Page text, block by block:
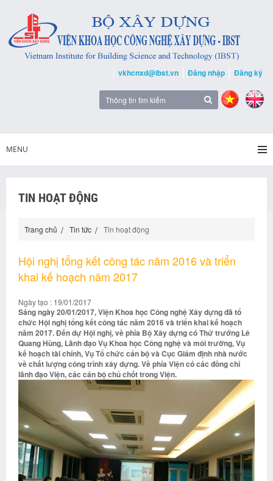
vkhcnxd@ibst.vn Đăng nhập Đăng ký
MENU
TIN HOẠT ĐỘNG
Trang chủ Tin tức Tin hoạt động
Hội nghị tổng kết công tác năm 2016 và triển
khai kế hoạch năm 2017
Ngày tạo : 19/01/2017
Sáng ngày 20/01/2017, Viện Khoa học Công nghệ Xây dựng đã tổ
chức Hội nghị tổng kết công tác năm 2016 và triển khai kế hoạch
năm 2017. Đến dự Hội nghị, về phía Bộ Xây dựng có Thứ trưởng Lê
Quang Hùng, Lãnh đạo Vụ Khoa học Công nghệ và môi trường, Vụ
kế hoạch tài chính, Vụ Tổ chức cán bộ và Cục Giám định nhà nước
về chất lượng công trình xây dựng. Về phía Viện có các đồng chí
lãnh đạo Viện, các cán bộ chủ chốt trong Viện.